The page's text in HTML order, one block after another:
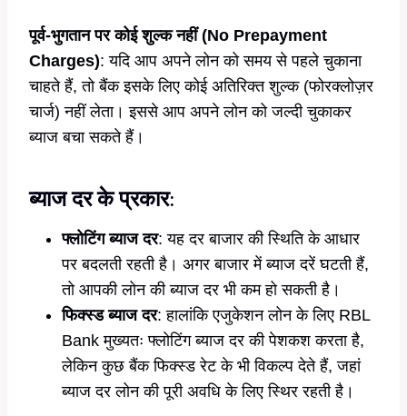
पूर्व-भुगतान पर कोई शुल्क नहीं (No Prepayment
Charges): यदि आप अपने लोन को समय से पहले चुकाना
चाहते हैं, तो बैंक इसके लिए कोई अतिरिक्त शुल्क (फोरक्लोज़र
चार्ज) नहीं लेता। इससे आप अपने लोन को जल्दी चुकाकर
ब्याज बचा सकते हैं।
ब्याज दर के प्रकार:
फ्लोटिंग ब्याज दर: यह दर बाजार की स्थिति के आधार
पर बदलती रहती है। अगर बाजार में ब्याज दरें घटती हैं,
तो आपकी लोन की ब्याज दर भी कम हो सकती है।
फिक्स्ड ब्याज दर: हालांकि एजुकेशन लोन के लिए RBL
Bank मुख्यतः फ्लोटिंग ब्याज दर की पेशकश करता है,
लेकिन कुछ बैंक फिक्स्ड रेट के भी विकल्प देते हैं, जहां
ब्याज दर लोन की पूरी अवधि के लिए स्थिर रहती है।